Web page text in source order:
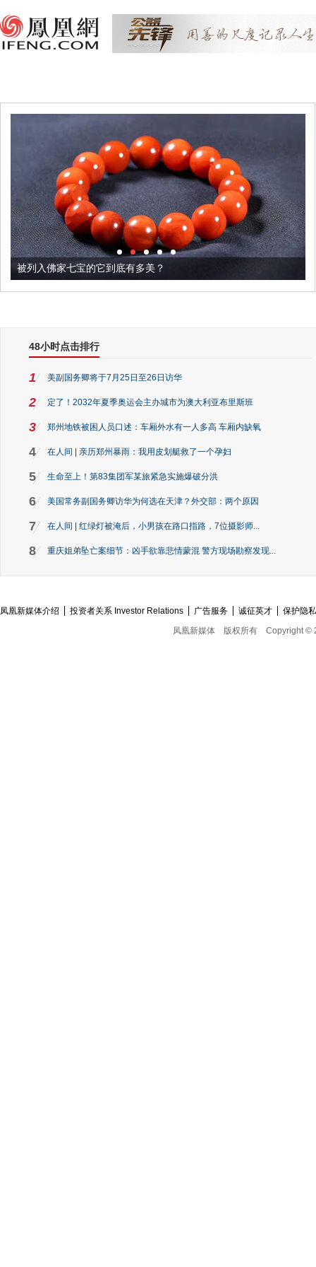
被列入佛家七宝的它到底有多美？
48小时点击排行
1 美副国务卿将于7月25日至26日访华
2 定了！2032年夏季奥运会主办城市为澳大利亚布里斯班
3 郑州地铁被困人员口述：车厢外水有一人多高 车厢内缺氧
4 在人间 | 亲历郑州暴雨：我用皮划艇救了一个孕妇
5 生命至上！第83集团军某旅紧急实施爆破分洪
6 美国常务副国务卿访华为何选在天津？外交部：两个原因
7 在人间 | 红绿灯被淹后，小男孩在路口指路，7位摄影师...
8 重庆姐弟坠亡案细节：凶手欲靠悲情蒙混 警方现场勘察发现...
凤凰新媒体介绍 投资者关系 Investor Relations 广告服务 诚征英才
保护隐
凤凰新媒体
版权所有 Copyright ©